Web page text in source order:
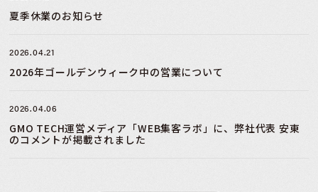
夏季休業のお知らせ
2026.04.21
2026年ゴールデンウィーク中の営業について
2026.04.06
GMO TECH運営メディア「WEB集客ラボ」に、弊社代表 安東
のコメントが掲載されました